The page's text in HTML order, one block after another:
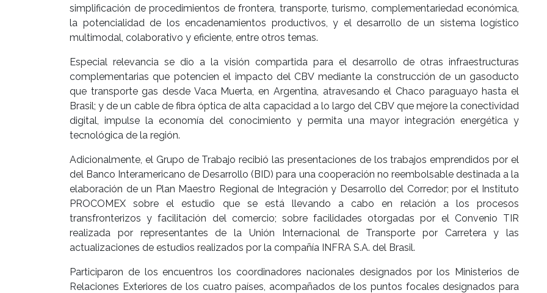
simplificación de procedimientos de frontera, transporte, turismo, complementariedad económica,
la potencialidad de los encadenamientos productivos, y el desarrollo de un sistema logístico
multimodal, colaborativo y eficiente, entre otros temas.
Especial relevancia se dio a la visión compartida para el desarrollo de otras infraestructuras
complementarias que potencien el impacto del CBV mediante la construcción de un gasoducto
que transporte gas desde Vaca Muerta, en Argentina, atravesando el Chaco paraguayo hasta el
Brasil; y de un cable de fibra óptica de alta capacidad a lo largo del CBV que mejore la conectividad
digital, impulse la economía del conocimiento y permita una mayor integración energética y
tecnológica de la región.
Adicionalmente, el Grupo de Trabajo recibió las presentaciones de los trabajos emprendidos por el
del Banco Interamericano de Desarrollo (BID) para una cooperación no reembolsable destinada a la
elaboración de un Plan Maestro Regional de Integración y Desarrollo del Corredor; por el Instituto
PROCOMEX sobre el estudio que se está llevando a cabo en relación a los procesos
transfronterizos y facilitación del comercio; sobre facilidades otorgadas por el Convenio TIR
realizada por representantes de la Unión Internacional de Transporte por Carretera y las
actualizaciones de estudios realizados por la compañía INFRA S.A. del Brasil.
Participaron de los encuentros los coordinadores nacionales designados por los Ministerios de
Relaciones Exteriores de los cuatro países, acompañados de los puntos focales designados para